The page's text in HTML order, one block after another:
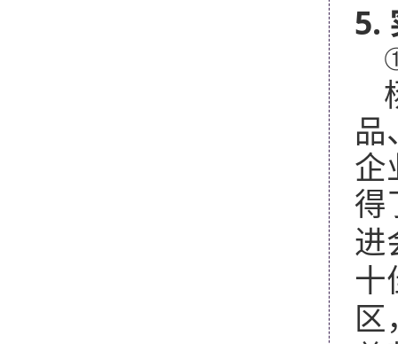
5.
品
企
得
进
十
区